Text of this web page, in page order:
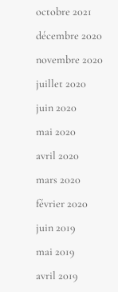
octobre 2021
décembre 2020
novembre 2020
juillet 2020
juin 2020
mai 2020
avril 2020
mars 2020
février 2020
juin 2019
mai 2019
avril 2019